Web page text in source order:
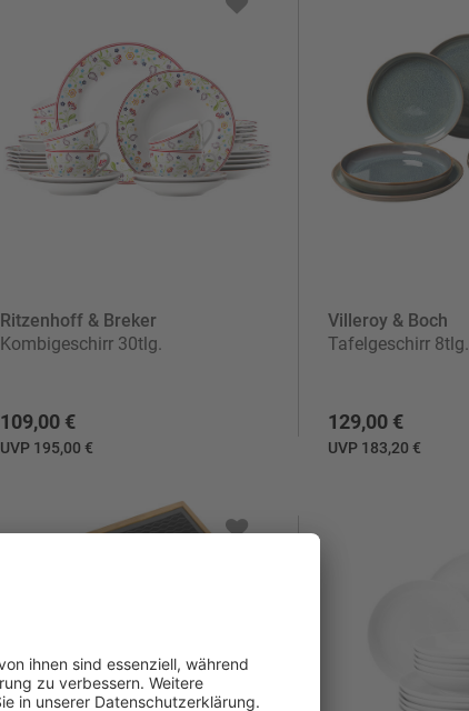
Ritzenhoff & Breker
Kombigeschirr 30tlg.
109,00 €
UVP 195,00 €
Villeroy & Boch
Tafelgeschirr 8tlg.
129,00 €
UVP 183,20 €